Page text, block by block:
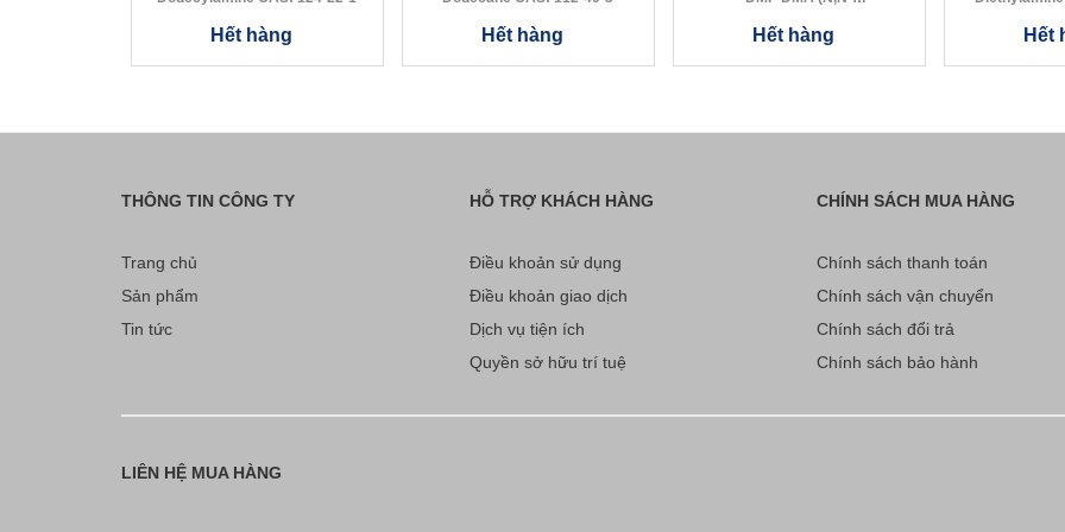
Hết hàng Hết hàng Hết hàng Hết
THÔNG TIN CÔNG TY
Trang chủ
Sản phẩm
Tin tức
HỖ TRỢ KHÁCH HÀNG
Điều khoản sử dụng
Điều khoản giao dịch
Dịch vụ tiện ích
Quyền sở hữu trí tuệ
CHÍNH SÁCH MUA HÀNG
Chính sách thanh toán
Chính sách vận chuyển
Chính sách đổi trả
Chính sách bảo hành
LIÊN HỆ MUA HÀNG